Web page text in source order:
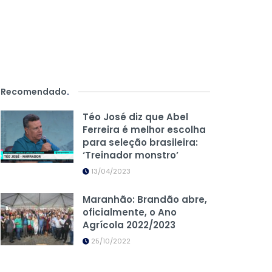
Recomendado.
Téo José diz que Abel
Ferreira é melhor escolha
para seleção brasileira:
‘Treinador monstro’
13/04/2023
Maranhão: Brandão abre,
oficialmente, o Ano
Agrícola 2022/2023
25/10/2022